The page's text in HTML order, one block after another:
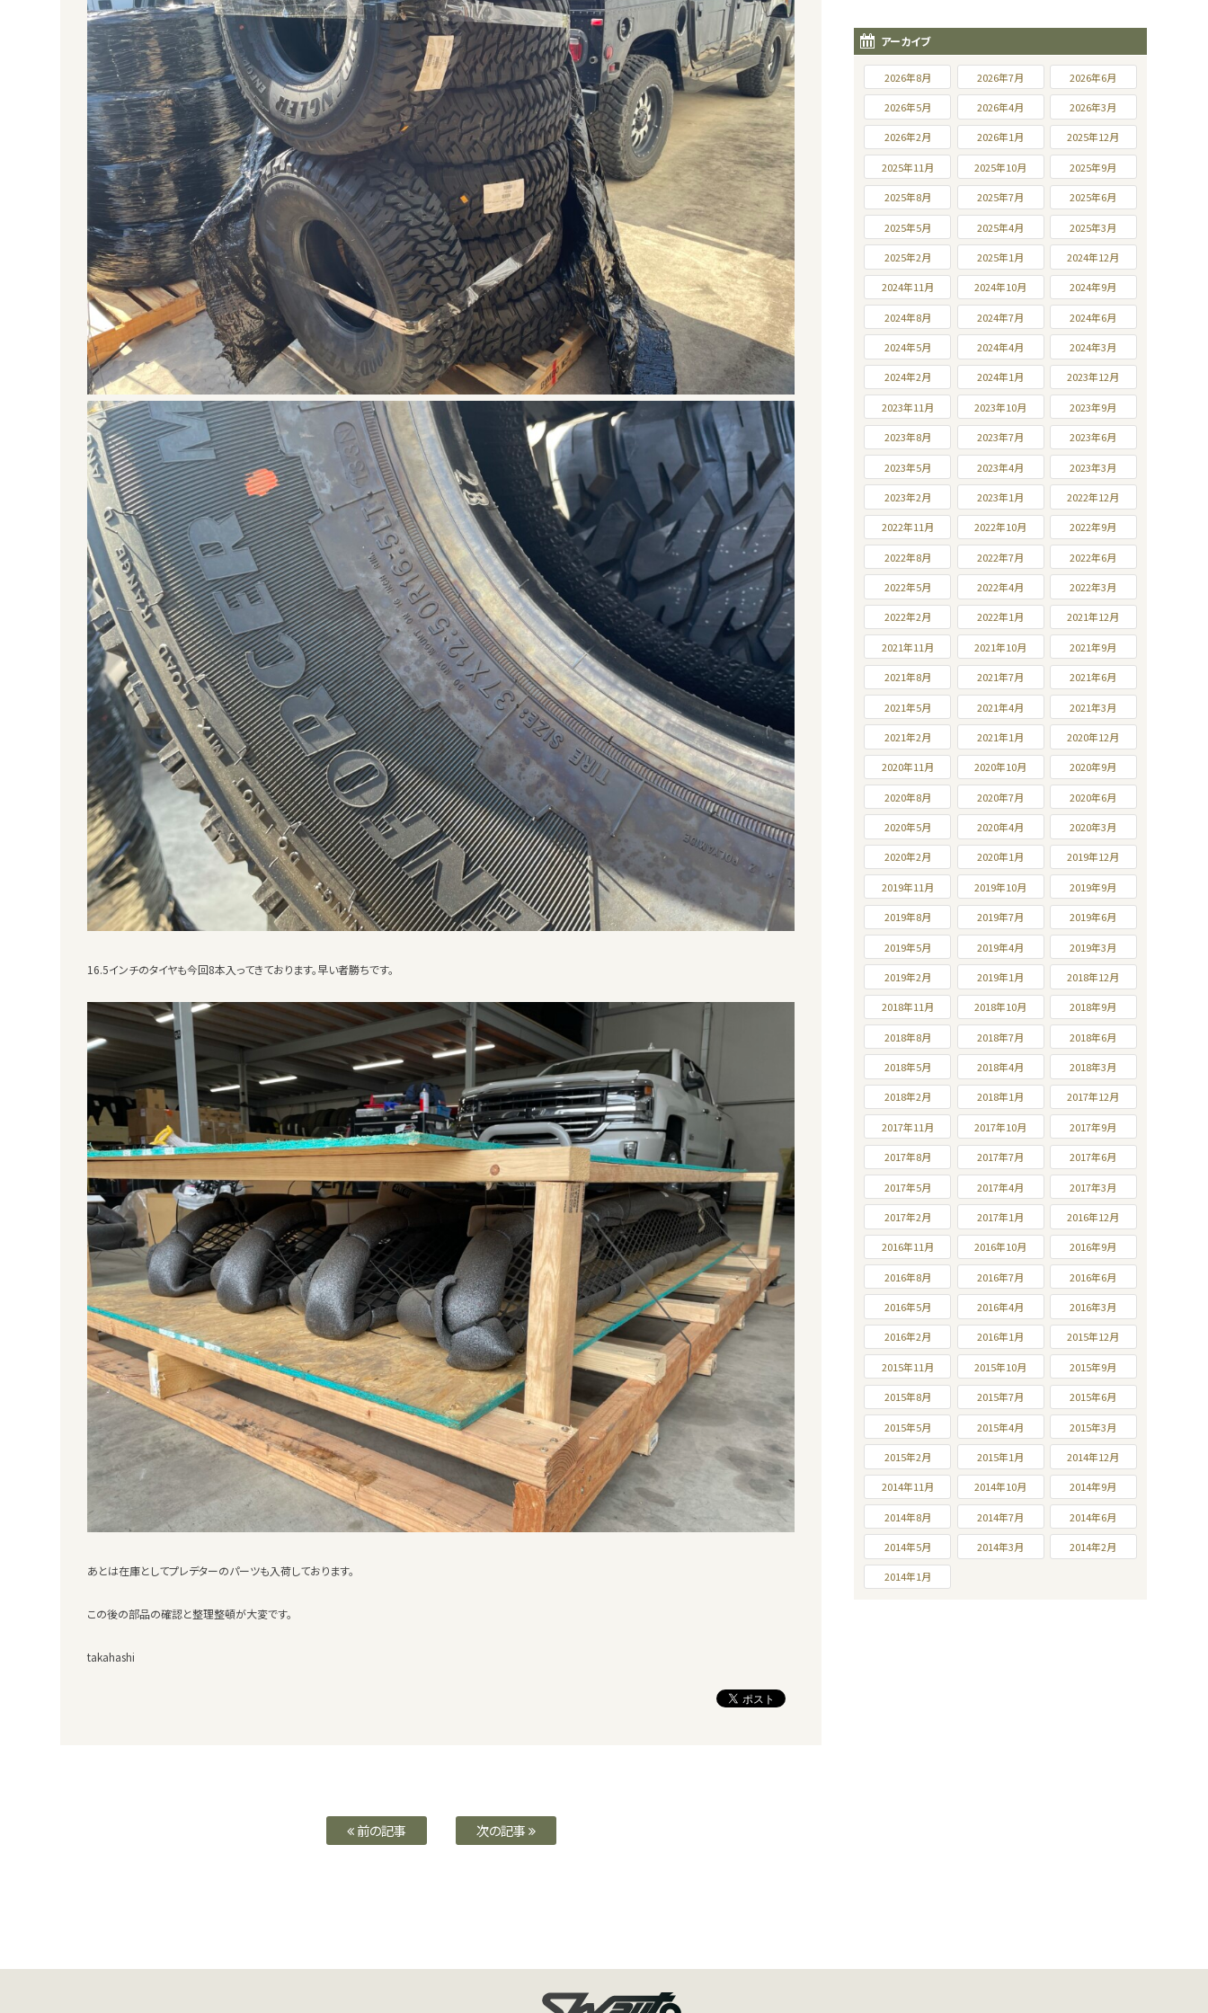
16.5インチのタイヤも今回8本入ってきております。早い者勝ちです。
あとは在庫としてプレデターのパーツも入荷しております。
この後の部品の確認と整理整頓が大変です。
takahashi
前の記事 次の記事
アーカイブ
2026年8月 2026年7月 2026年6月
2026年5月 2026年4月 2026年3月
2026年2月 2026年1月 2025年12月
2025年11月 2025年10月 2025年9月
2025年8月 2025年7月 2025年6月
2025年5月 2025年4月 2025年3月
2025年2月 2025年1月 2024年12月
2024年11月 2024年10月 2024年9月
2024年8月 2024年7月 2024年6月
2024年5月 2024年4月 2024年3月
2024年2月 2024年1月 2023年12月
2023年11月 2023年10月 2023年9月
2023年8月 2023年7月 2023年6月
2023年5月 2023年4月 2023年3月
2023年2月 2023年1月 2022年12月
2022年11月 2022年10月 2022年9月
2022年8月 2022年7月 2022年6月
2022年5月 2022年4月 2022年3月
2022年2月 2022年1月 2021年12月
2021年11月 2021年10月 2021年9月
2021年8月 2021年7月 2021年6月
2021年5月 2021年4月 2021年3月
2021年2月 2021年1月 2020年12月
2020年11月 2020年10月 2020年9月
2020年8月 2020年7月 2020年6月
2020年5月 2020年4月 2020年3月
2020年2月 2020年1月 2019年12月
2019年11月 2019年10月 2019年9月
2019年8月 2019年7月 2019年6月
2019年5月 2019年4月 2019年3月
2019年2月 2019年1月 2018年12月
2018年11月 2018年10月 2018年9月
2018年8月 2018年7月 2018年6月
2018年5月 2018年4月 2018年3月
2018年2月 2018年1月 2017年12月
2017年11月 2017年10月 2017年9月
2017年8月 2017年7月 2017年6月
2017年5月 2017年4月 2017年3月
2017年2月 2017年1月 2016年12月
2016年11月 2016年10月 2016年9月
2016年8月 2016年7月 2016年6月
2016年5月 2016年4月 2016年3月
2016年2月 2016年1月 2015年12月
2015年11月 2015年10月 2015年9月
2015年8月 2015年7月 2015年6月
2015年5月 2015年4月 2015年3月
2015年2月 2015年1月 2014年12月
2014年11月 2014年10月 2014年9月
2014年8月 2014年7月 2014年6月
2014年5月 2014年3月 2014年2月
2014年1月